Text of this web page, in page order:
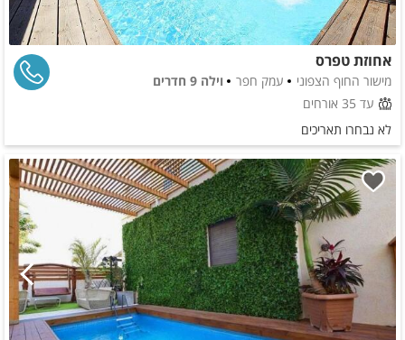
אחוזת טפרס
מישור החוף הצפוני עמק חפר
וילה 9 חדרים
עד 35 אורחים
לא נבחרו תאריכים